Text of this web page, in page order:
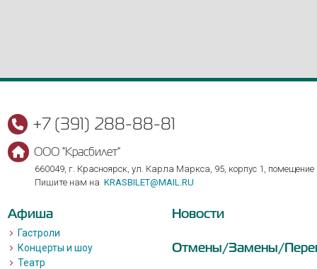
+7 (391) 288-88-81
ООО "Красбилет"
660049, г. Красноярск, ул. Карла Маркса, 95, корпус 1, помещение
Пишите нам на KRASBILET@MAIL.RU
Афиша
Гастроли
Концерты и шоу
Театр
Новости
Отмены/Замены/